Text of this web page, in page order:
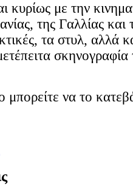
κυρίως με την
της Γαλλίας και
τα στυλ, αλλά
σκηνογραφία
μπορείτε να το